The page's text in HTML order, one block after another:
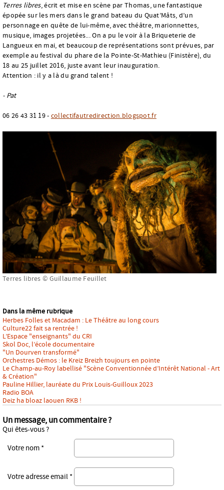
Terres libres, écrit et mise en scène par Thomas, une fantastique
épopée sur les mers dans le grand bateau du Quat’Mâts, d’un
personnage en quête de lui-même, avec théâtre, marionnettes,
musique, images projetées... On a pu le voir à la Briqueterie de
Langueux en mai, et beaucoup de représentations sont prévues, par
exemple au festival du phare de la Pointe-St-Mathieu (Finistère), du
18 au 25 juillet 2016, juste avant leur inauguration.
Attention : il y a là du grand talent !
- Pat
06 26 43 31 19 - collectifautredirection.blogspot.fr
Terres libres © Guillaume Feuillet
Dans la même rubrique
Herbes Folles et Macadam : Le Théâtre au long cours
Culture22 fait sa rentrée !
L’Espace "enseignants" du CRI
Skol Doc, l’école documentaire
"Un Dourven transformé"
Orchestres Démos : le Kreiz Breizh toujours en pointe
Le Champ-au-Roy labellisé "Scène Conventionnée d’Intérêt National - Art
& Création"
Pauline Hillier, lauréate du Prix Louis-Guilloux 2023
Radio BOA
Deiz ha bloaz laouen RKB !
Un message, un commentaire ?
Qui êtes-vous ?
Votre nom *
Votre adresse email *